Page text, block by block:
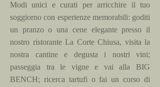
Modi unici e curati per arricchire il tuo
soggiorno con esperienze memorabili: goditi
un pranzo o una cene elegante presso il
nostro ristorante La Corte Chiusa, visita la
nostra cantine e degusta i nostri vini;
passeggia tra le vigne e vai alla BIG
BENCH; ricerca tartufi o fai un corso di